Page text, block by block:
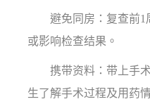
避免同房：复查前1
或影响检查结果。
携带资料：带上手术
生了解手术过程及用药